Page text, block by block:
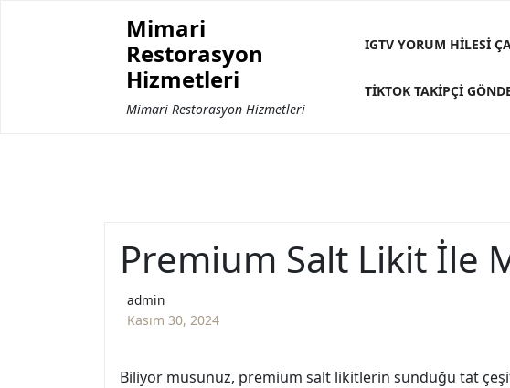
Mimari
Restorasyon
Hizmetleri
Mimari Restorasyon Hizmetleri
IGTV YORUM HILESI
TIKTOK TAKIPÇI
Premium Salt Likit İle
admin
Kasım 30, 2024
Biliyor musunuz, premium salt likitlerin sunduğu tat